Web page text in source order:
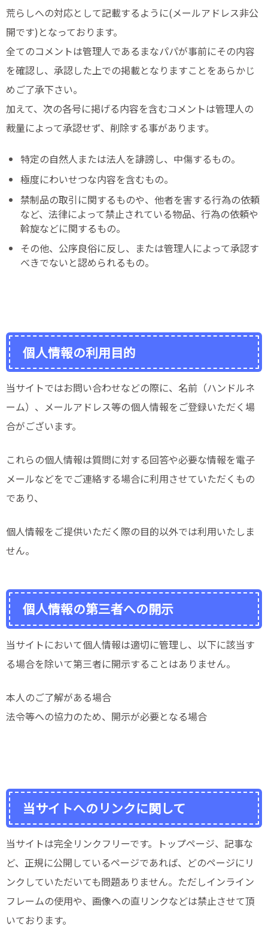
荒らしへの対応として記載するように(メールアドレス非公
開です) となっております。
全てのコメントは管理人であるまなパパが事前にその内容
を確認し、承認した上での掲載となりますことをあらかじ
めご了承下さい。
加えて、次の各号に掲げる内容を含むコメントは管理人の
裁量によって承認せず、削除する事があります。
特定の自然人または法人を誹謗し、中傷するもの。
極度にわいせつな内容を含むもの。
禁制品の取引に関するものや、他者を害する行為の依頼
など、法律によって禁止されている物品、行為の依頼や
斡旋などに関するもの。
その他、公序良俗に反し、または管理人によって承認す
べきでないと認められるもの。
個人情報の利用目的
当サイトではお問い合わせなどの際に、名前（ハンドルネ
ーム）、メールアドレス等の個人情報をご登録いただく場
合がございます。
これらの個人情報は質問に対する回答や必要な情報を電子
メールなどをでご連絡する場合に利用させていただくもの
であり、
個人情報をご提供いただく際の目的以外では利用いたしま
せん。
個人情報の第三者への開示
当サイトにおいて個人情報は適切に管理し、以下に該当す
る場合を除いて第三者に開示することはありません。
本人のご了解がある場合
法令等への協力のため、開示が必要となる場合
当サイトへのリンクに関して
当サイトは完全リンクフリーです。トップページ、記事な
ど、正規に公開しているページであれば、どのページにリ
ンクしていただいても問題ありません。ただしインライン
フレームの使用や、画像への直リンクなどは禁止させて頂
いております。